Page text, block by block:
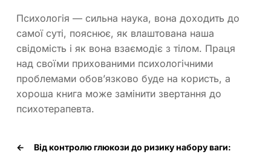
Психологія — сильна наука, вона доходить до
самої суті, пояснює, як влаштована наша
свідомість і як вона взаємодіє з тілом. Праця
над своїми прихованими психологічними
проблемами обов’язково буде на користь, а
хороша книга може замінити звертання до
психотерапевта.
←
Від контролю глюкози до ризику набору ваги: